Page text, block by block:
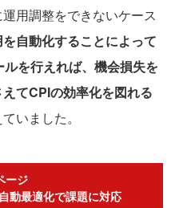
用調整をできないケース
自動化することによって
を行えれば、機会損失を
てCPIの効率化を図れる
いました。
ージ
動最適化で課題に対応